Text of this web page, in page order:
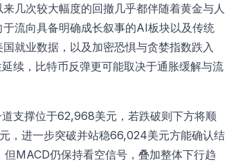
几次较大幅度的回撤几乎都伴随着黄金与人
流向具备明确成长叙事的AI板块以及传统
就业数据，以及加密恐惧与贪婪指数跌入
续，比特币反弹更可能取决于通胀缓解与流
支撑位于62,968美元，若跌破则下方将顺
，进一步突破并站稳66,024美元方能确认结
MACD仍保持看空信号，叠加整体下行趋